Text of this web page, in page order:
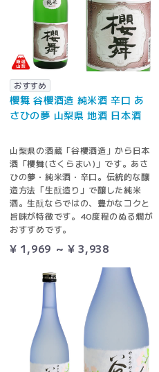
おすすめ
櫻舞 谷櫻酒造 純米酒 辛口 あ
さひの夢 山梨県 地酒 日本酒
山梨県の酒蔵「谷櫻酒造」から日本
酒「櫻舞(さくらまい)」です。あさ
ひの夢・純米酒・辛口。伝統的な醸
造方法「生酛造り」で醸した純米
酒。生酛ならではの、豊かなコクと
旨味が特徴です。40度程のぬる燗が
おすすめです。
¥ 1,969 ～ ¥ 3,938